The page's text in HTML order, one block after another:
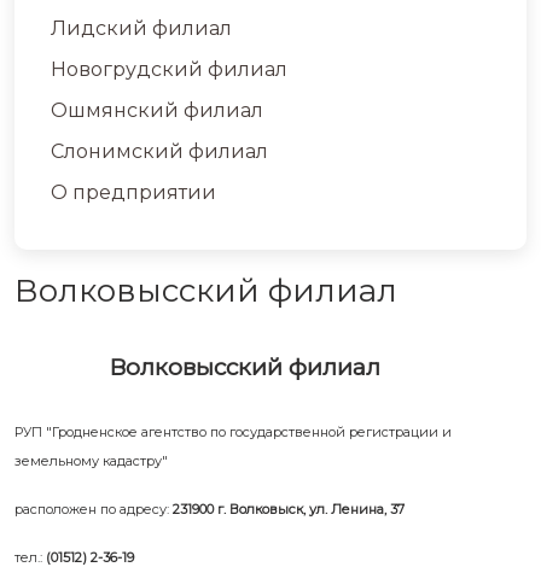
Волковысский филиал
Волковысский филиал
РУП "Гродненское агентство по государственной регистрации и
земельному кадастру"
расположен по адресу: 231900 г. Волковыск, ул. Ленина, 37
тел.: (01512) 2-36-19
Лидский филиал
Новогрудский филиал
Ошмянский филиал
Слонимский филиал
О предприятии